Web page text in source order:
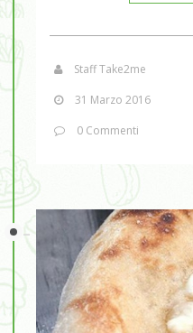
Staff Take2me
31 Marzo 2016
0 Commenti